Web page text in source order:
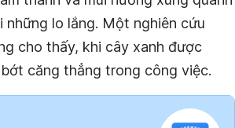
lo lắng. Một nghiên cứu
cho thấy, khi cây xanh được
căng thẳng trong công việc.